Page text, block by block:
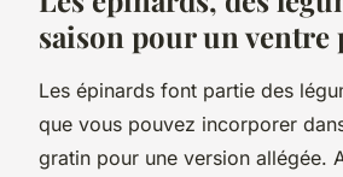
saison pour un ventre
Les épinards font partie des
que vous pouvez incorporer
gratin pour une version allégée.